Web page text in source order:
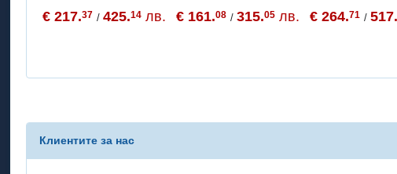
€ 217.37 /425.14 лв. € 161.08 /315.05 лв. € 264.71 /
Клиентите за нас